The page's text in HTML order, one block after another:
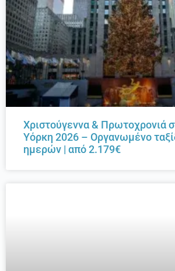
Χριστούγεννα & Πρωτοχρονιά
Υόρκη 2026 – Οργανωμένο
ημερών | από 2.179€